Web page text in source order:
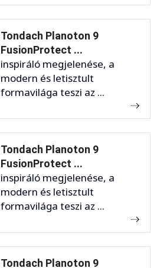
Tondach Planoton 9
FusionProtect ...
inspiráló megjelenése, a
modern és letisztult
formavilága teszi az ...
Tondach Planoton 9
FusionProtect ...
inspiráló megjelenése, a
modern és letisztult
formavilága teszi az ...
Tondach Planoton 9